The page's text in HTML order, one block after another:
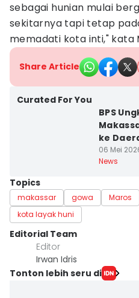
sebagai hunian mulai
sekitarnya tapi tetap
memadati kota inti," kata
Share Article
Curated For You
BPS
ke
06 Mei
News
Topics
makassar gowa Maros
kota layak huni
Editorial Team
Editor
Irwan Idris
Tonton lebih seru di